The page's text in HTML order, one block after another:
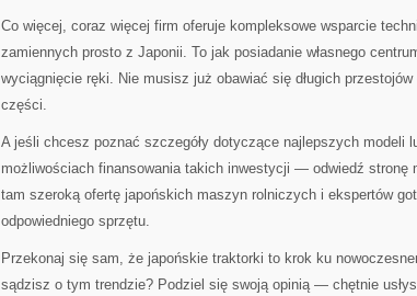
Co więcej, coraz więcej firm oferuje kompleksowe wsparcie
zamiennych prosto z Japonii. To jak posiadanie własnego
wyciągnięcie ręki. Nie musisz już obawiać się długich
części.
A jeśli chcesz poznać szczegóły dotyczące najlepszych modeli
możliwościach finansowania takich inwestycji — odwiedź stronę
tam szeroką ofertę japońskich maszyn rolniczych i ekspertów
odpowiedniego sprzętu.
Przekonaj się sam, że japońskie traktorki to krok ku
sądzisz o tym trendzie? Podziel się swoją opinią — chętnie